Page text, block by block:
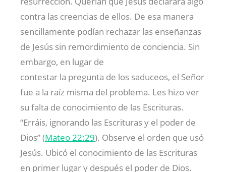
contra las creencias de ellos. De esa manera
sencillamente podían rechazar las enseñanzas
de Jesús sin remordimiento de conciencia. Sin
embargo, en lugar de
contestar la pregunta de los saduceos, el Señor
fue a la raíz misma del problema. Les hizo ver
su falta de conocimiento de las Escrituras.
“Erráis, ignorando las Escrituras y el poder de
Dios” (Mateo 22:29). Observe el orden que usó
Jesús. Ubicó el conocimiento de las Escrituras
en primer lugar y después el poder de Dios.